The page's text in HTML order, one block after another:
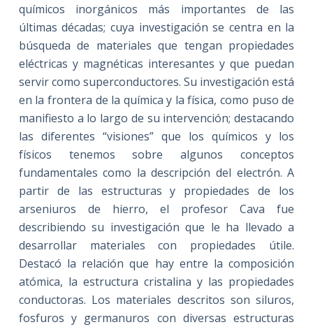
químicos inorgánicos más importantes de las
últimas décadas; cuya investigación se centra en la
búsqueda de materiales que tengan propiedades
eléctricas y magnéticas interesantes y que puedan
servir como superconductores. Su investigación está
en la frontera de la química y la física, como puso de
manifiesto a lo largo de su intervención; destacando
las diferentes “visiones” que los químicos y los
físicos tenemos sobre algunos conceptos
fundamentales como la descripción del electrón. A
partir de las estructuras y propiedades de los
arseniuros de hierro, el profesor Cava fue
describiendo su investigación que le ha llevado a
desarrollar materiales con propiedades útile.
Destacó la relación que hay entre la composición
atómica, la estructura cristalina y las propiedades
conductoras. Los materiales descritos son siluros,
fosfuros y germanuros con diversas estructuras